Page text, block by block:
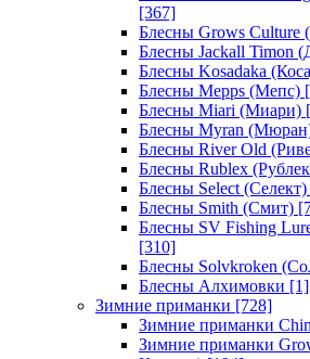
[367]
Блесны Grows Culture
Блесны Jackall Timon
Блесны Kosadaka
Блесны Mepps (Мепс)
Блесны Miari (Миари)
Блесны Myran
Блесны River Old
Блесны Rublex
Блесны Select (Селект)
Блесны Smith (Смит)
Блесны SV Fishing
[310]
Блесны Solvkroken
Блесны Алхимовки [1]
Зимние приманки [728]
Зимние приманки
Зимние приманки